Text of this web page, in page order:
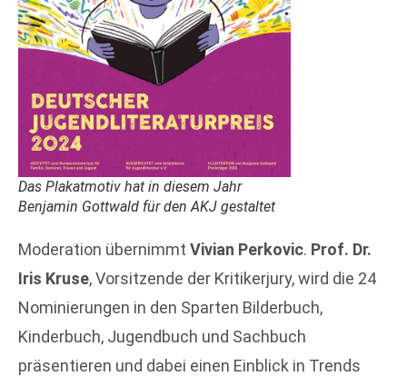
Das Plakatmotiv hat in diesem Jahr
Benjamin Gottwald für den AKJ gestaltet
Moderation übernimmt Vivian Perkovic. Prof. Dr.
Iris Kruse, Vorsitzende der Kritikerjury, wird die 24
Nominierungen in den Sparten Bilderbuch,
Kinderbuch, Jugendbuch und Sachbuch
präsentieren und dabei einen Einblick in Trends